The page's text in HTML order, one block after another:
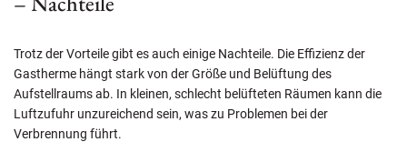
Trotz der Vorteile gibt es auch einige Nachteile. Die Effizienz der
Gastherme hängt stark von der Größe und Belüftung des
Aufstellraums ab. In kleinen, schlecht belüfteten Räumen kann die
Luftzufuhr unzureichend sein, was zu Problemen bei der
Verbrennung führt.